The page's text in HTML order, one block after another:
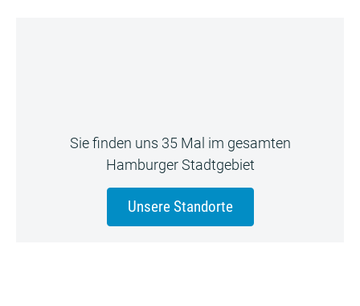
Sie finden uns 35 Mal im gesamten
Hamburger Stadtgebiet
Unsere Standorte